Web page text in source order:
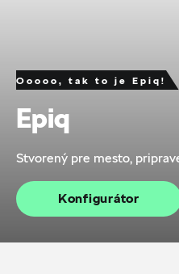
Ooooo, tak to je Epiq!
Epiq
Stvorený pre mesto,
Konfigurátor